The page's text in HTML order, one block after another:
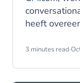
heeft
service
3 minutes read·